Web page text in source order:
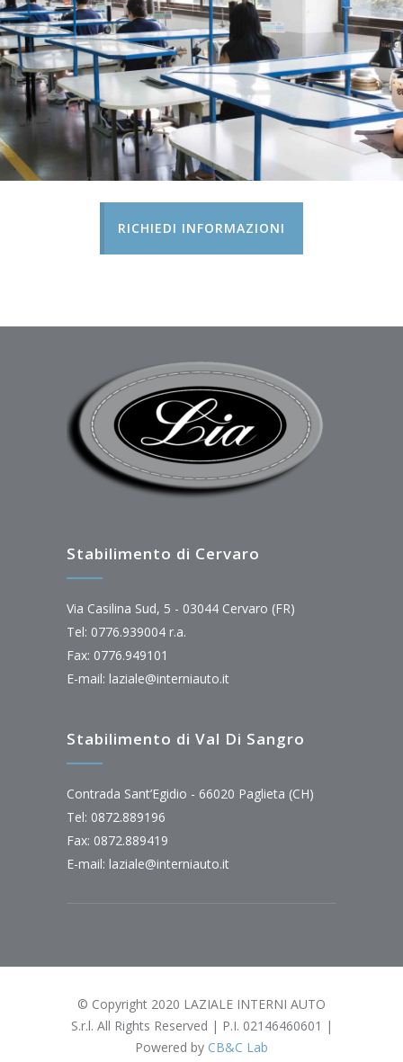
RICHIEDI INFORMAZIONI
Stabilimento di Cervaro
Via Casilina Sud, 5 - 03044 Cervaro (FR)
Tel: 0776.939004 r.a.
Fax: 0776.949101
E-mail: laziale@interniauto.it
Stabilimento di Val Di Sangro
Contrada Sant’Egidio - 66020 Paglieta (CH)
Tel: 0872.889196
Fax: 0872.889419
E-mail: laziale@interniauto.it
© Copyright 2020 LAZIALE INTERNI AUTO
S.r.l. All Rights Reserved | P.I. 02146460601 |
Powered by CB&C Lab